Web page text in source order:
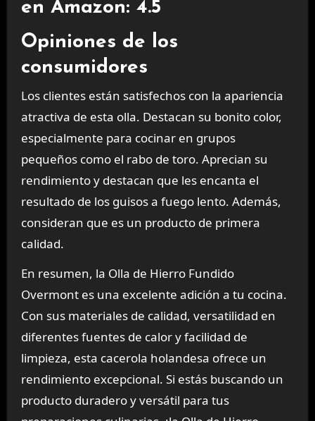
en Amazon: 4.5
Opiniones de los
consumidores
Los clientes están satisfechos con la apariencia
atractiva de esta olla. Destacan su bonito color,
especialmente para cocinar en grupos
pequeños como el rabo de toro. Aprecian su
rendimiento y destacan que les encanta el
resultado de los guisos a fuego lento. Además,
consideran que es un producto de primera
calidad.
En resumen, la Olla de Hierro Fundido
Overmont es una excelente adición a tu cocina.
Con sus materiales de calidad, versatilidad en
diferentes fuentes de calor y facilidad de
limpieza, esta cacerola holandesa ofrece un
rendimiento excepcional. Si estás buscando un
producto duradero y versátil para tus